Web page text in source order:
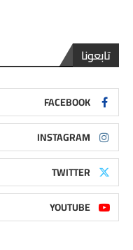
تابعونا
FACEBOOK
INSTAGRAM
TWITTER
YOUTUBE